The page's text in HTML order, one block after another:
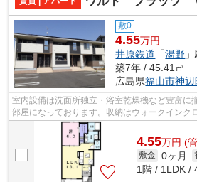
敷0
4.55万円
井原鉄道 「湯野
築7年 / 45.41㎡
広島県福山市神辺
室内設備は洗面所独立・浴室乾燥機など豊富に
部屋になっております。収納はウォークインク
え付けられているので、衣類や日用品...
4.55万円 (
敷金 0ヶ月
1階 / 1LDK /